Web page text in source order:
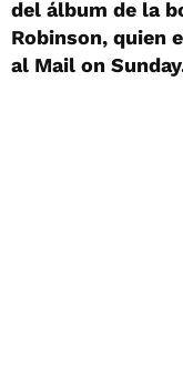
del álbum de la
Robinson, quien
al Mail on